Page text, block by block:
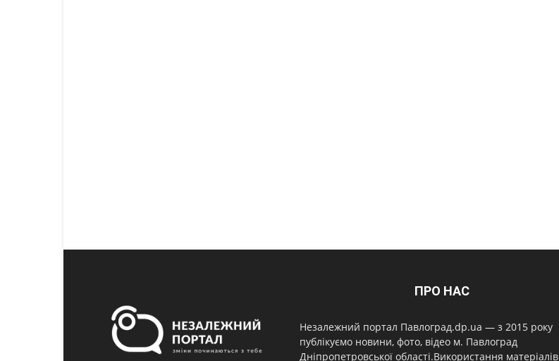
ПРО НАС
Незалежний портал Павлоград.dp.ua — з 2015 року
публікуємо новини, фото, відео м. Павлоград
Дніпропетровської області.Використання матеріалів